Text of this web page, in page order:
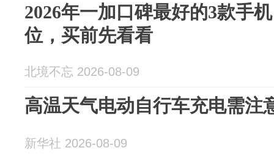
2026年一加口碑最好的3款手
位，买前先看看
北境不忘 2026-08-09
高温天气电动自行车充电需注
新华社 2026-08-09